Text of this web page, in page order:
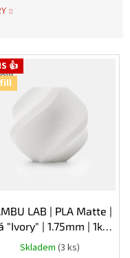
👍
LAB | PLA Matte |
"Ivory" | 1.75mm | 1kg |
Refill
Skladem (3 ks)